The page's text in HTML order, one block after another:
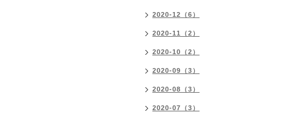
2020-12（6）
2020-11（2）
2020-10（2）
2020-09（3）
2020-08（3）
2020-07（3）